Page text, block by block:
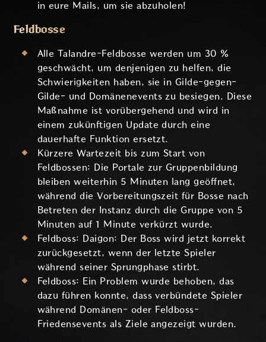
in eure Mails, um sie abzuholen!
Feldbosse
Alle Talandre-Feldbosse werden um 30 %
geschwächt, um denjenigen zu helfen, die
Schwierigkeiten haben, sie in Gilde-gegen-
Gilde- und Domänenevents zu besiegen. Diese
Maßnahme ist vorübergehend und wird in
einem zukünftigen Update durch eine
dauerhafte Funktion ersetzt.
Kürzere Wartezeit bis zum Start von
Feldbossen: Die Portale zur Gruppenbildung
bleiben weiterhin 5 Minuten lang geöffnet,
während die Vorbereitungszeit für Bosse nach
Betreten der Instanz durch die Gruppe von 5
Minuten auf 1 Minute verkürzt wurde.
Feldboss: Daigon: Der Boss wird jetzt korrekt
zurückgesetzt, wenn der letzte Spieler
während seiner Sprungphase stirbt.
Feldboss: Ein Problem wurde behoben, das
dazu führen konnte, dass verbündete Spieler
während Domänen- oder Feldboss-
Friedensevents als Ziele angezeigt wurden.